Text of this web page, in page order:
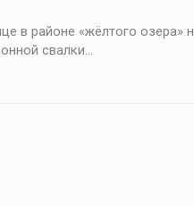
в районе «жёлтого озера»
свалки...